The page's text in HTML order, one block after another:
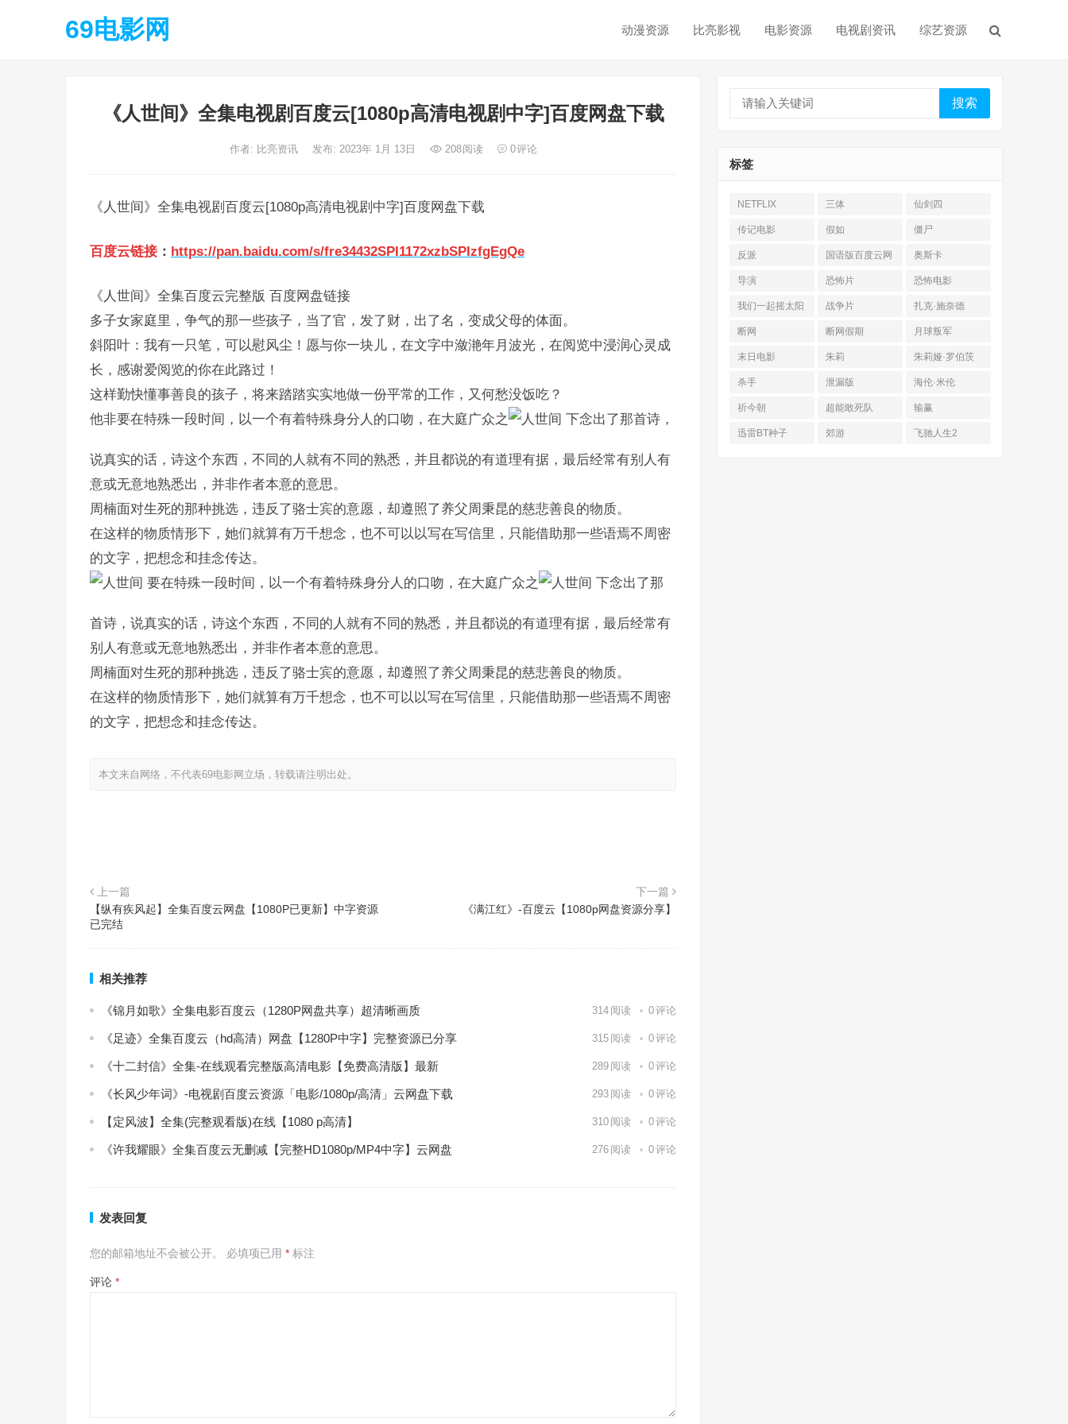
69电影网 动漫资源 比亮影视 电影资源 电视剧资讯 综艺资源
《人世间》全集电视剧百度云[1080p高清电视剧中字]百度网盘下载
作者: 比亮资讯 发布: 2023年 1月 13日 208阅读 0评论
《人世间》全集电视剧百度云[1080p高清电视剧中字]百度网盘下载
百度云链接 ： https://pan.baidu.com/s/fre34432SPI1172xzbSPIzfgEgQe
《人世间》全集百度云完整版 百度网盘链接
多子女家庭里，争气的那一些孩子，当了官，发了财，出了名，变成父母的体面。
斜阳叶：我有一只笔，可以慰风尘！愿与你一块儿，在文字中潋滟年月波光，在阅览中浸润心灵成
长，感谢爱阅览的你在此路过！
这样勤快懂事善良的孩子，将来踏踏实实地做一份平常的工作，又何愁没饭吃？
他非要在特殊一段时间，以一个有着特殊身分人的口吻，在大庭广众之
下念出了那首诗，
说真实的话，诗这个东西，不同的人就有不同的熟悉，并且都说的有道理有据，最后经常有别人有
意或无意地熟悉出，并非作者本意的意思。
周楠面对生死的那种挑选，违反了骆士宾的意愿，却遵照了养父周秉昆的慈悲善良的物质。
在这样的物质情形下，她们就算有万千想念，也不可以以写在写信里，只能借助那一些语焉不周密
的文字，把想念和挂念传达。
要在特殊一段时间，以一个有着特殊身分人的口吻，在大庭广众之
下念出了那
首诗，说真实的话，诗这个东西，不同的人就有不同的熟悉，并且都说的有道理有据，最后经常有
别人有意或无意地熟悉出，并非作者本意的意思。
周楠面对生死的那种挑选，违反了骆士宾的意愿，却遵照了养父周秉昆的慈悲善良的物质。
在这样的物质情形下，她们就算有万千想念，也不可以以写在写信里，只能借助那一些语焉不周密
的文字，把想念和挂念传达。
本文来自网络，不代表69电影网立场，转载请注明出处。
上一篇
【纵有疾风起】全集百度云网盘【1080P已更新】中字资源
已完结
下一篇
《满江红》-百度云【1080p网盘资源分享】
相关推荐
《锦月如歌》全集电影百度云（1280P网盘共享）超清晰画质 314 阅读 0评论
《足迹》全集百度云（hd高清）网盘【1280P中字】完整资源已分享 315 阅读 0评论
《十二封信》全集-在线观看完整版高清电影【免费高清版】最新 289 阅读 0评论
《长风少年词》-电视剧百度云资源「电影/1080p/高清」云网盘下载 293 阅读 0评论
【定风波】全集(完整观看版)在线【1080 p高清】 310 阅读 0评论
《许我耀眼》全集百度云无删减【完整HD1080p/MP4中字】云网盘 276 阅读 0评论
发表回复
您的邮箱地址不会被公开。 必填项已用 * 标注
评论 *
搜索
标签
NETFLIX 三体 仙剑四
传记电影 假如 僵尸
反派
国语版百度云网
盘
奥斯卡
导演 恐怖片 恐怖电影
我们一起摇太阳 战争片 扎克·施奈德
断网 断网假期 月球叛军
末日电影 朱莉 朱莉娅·罗伯茨
杀手 泄漏版 海伦·米伦
祈今朝 超能敢死队 输赢
迅雷BT种子 郊游 飞驰人生2